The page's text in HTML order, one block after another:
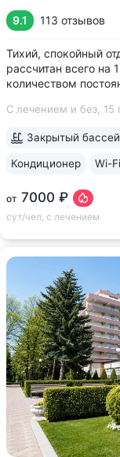
9.1 113 отзывов
Тихий, спокойный
рассчитан всего
количеством
до Грязелечебницы
С лечением и без, 15
от 7000 ₽
сут/чел, с лечением
Закрытый
Кондиционер Wi-